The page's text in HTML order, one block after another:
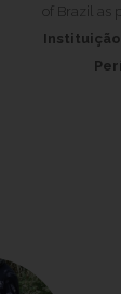
of Brazil